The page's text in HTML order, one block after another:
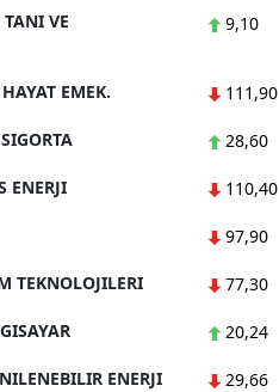
Tunceli
VE
9,10
EMEK. 111,90
28,60
ENERJI 110,40
97,90
TEKNOLOJILERI 77,30
20,24
ENERJI 29,66